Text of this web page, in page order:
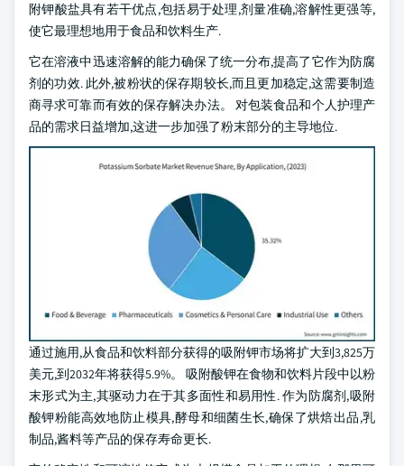
附钾酸盐具有若干优点,包括易于处理,剂量准确,溶解性更强等,
使它最理想地用于食品和饮料生产.
它在溶液中迅速溶解的能力确保了统一分布,提高了它作为防腐
剂的功效. 此外,被粉状的保存期较长,而且更加稳定,这需要制造
商寻求可靠而有效的保存解决办法。 对包装食品和个人护理产
品的需求日益增加,这进一步加强了粉末部分的主导地位.
通过施用,从食品和饮料部分获得的吸附钾市场将扩大到3,825万
美元,到2032年将获得5.9%。 吸附酸钾在食物和饮料片段中以粉
末形式为主,其驱动力在于其多面性和易用性. 作为防腐剂,吸附
酸钾粉能高效地防止模具,酵母和细菌生长,确保了烘焙出品,乳
制品,酱料等产品的保存寿命更长.